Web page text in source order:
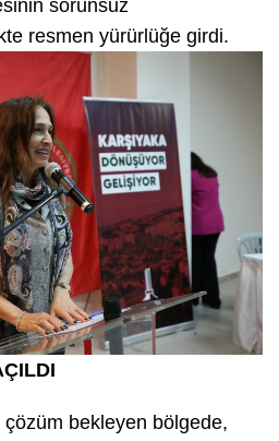
sorunsuz
resmen yürürlüğe girdi.
çözüm bekleyen bölgede,